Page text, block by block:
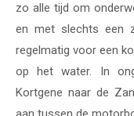
zo alle tijd om
en met slechts een
regelmatig voor een
op het water. In
Kortgene naar de